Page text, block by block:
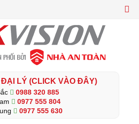
LÝ (CLICK VÀO ĐÂY)
0988 320 885
0977 555 804
0977 555 630